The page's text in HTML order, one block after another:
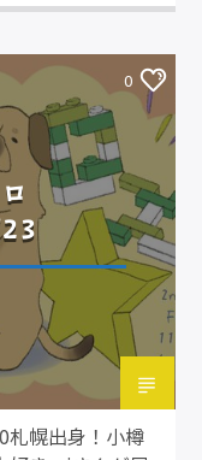
0
札幌出身！小樽